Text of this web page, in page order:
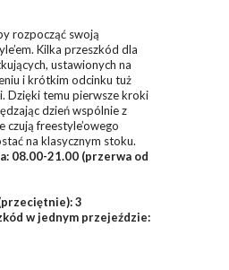
rozpocząć swoją
Kilka przeszkód dla
ustawionych na
i krótkim odcinku tuż
Dzięki temu pierwsze kroki
dzień wspólnie z
czują freestyle’owego
na klasycznym stoku.
08.00-21.00 (przerwa od
3
w jednym przejeździe: